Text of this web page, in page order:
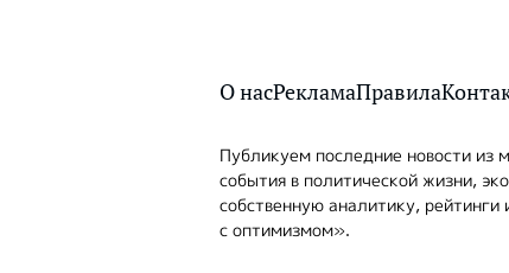
О насРекламаПравила
Публикуем последние новости из
события в политической жизни,
собственную аналитику,
с оптимизмом».